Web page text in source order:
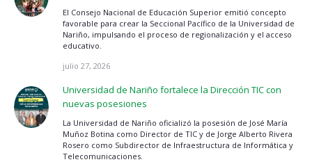
El Consejo Nacional de Educación Superior emitió concepto
favorable para crear la Seccional Pacífico de la Universidad de
Nariño, impulsando el proceso de regionalización y el acceso
educativo.
julio 27, 2026
Universidad de Nariño fortalece la Dirección TIC con
nuevas posesiones
La Universidad de Nariño oficializó la posesión de José María
Muñoz Botina como Director de TIC y de Jorge Alberto Rivera
Rosero como Subdirector de Infraestructura de Informática y
Telecomunicaciones.